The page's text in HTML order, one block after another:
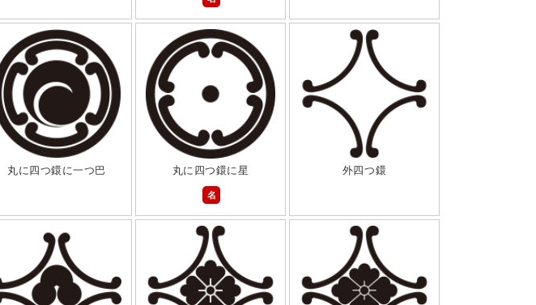
丸に四つ鐶に一つ巴
丸に四つ鐶に星
名
外四つ鐶